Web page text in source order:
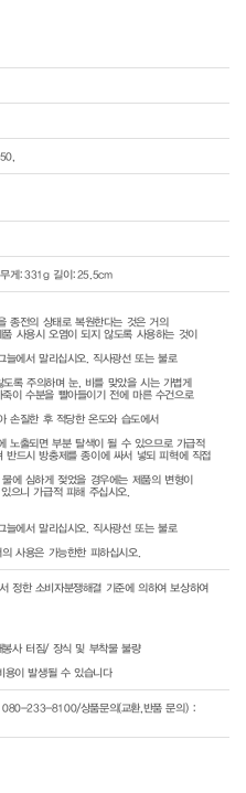
게:331g 길이:25.5cm
종전의 상태로 복원한다는 것은 거의
사용시 오염이 되지 않도록 사용하는 것이
늘에서 말리십시오. 직사광선 또는 불로
록 주의하며 눈, 비를 맞았을 시는 가볍게
이 수분을 빨아들이기 전에 마른 수건으로
손질한 후 적당한 온도와 습도에서
노출되면 부분 탈색이 될 수 있으므로 가급적
반드시 방충제를 종이에 싸서 넣되 피혁에 직접
에 심하게 젖었을 경우에는 제품의 변형이
으니 가급적 피해 주십시오.
늘에서 말리십시오. 직사광선 또는 불로
정한 소비자분쟁해결 기준에 의하여 보상하여
이 발생될 수 있습니다
080-233-8100/상품문의(교환,반품 문의) :